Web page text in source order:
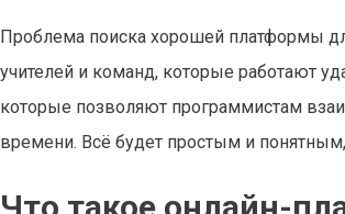
Проблема поиска хорошей платформы
учителей и команд, которые работают
которые позволяют программистам
времени. Всё будет простым и